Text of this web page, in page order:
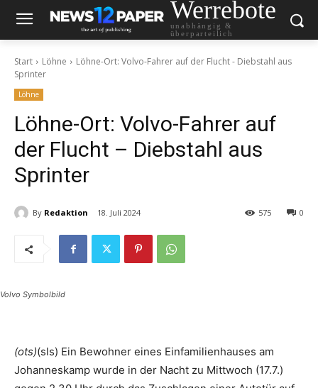
Werrebote
unabhängig &
überparteilich
Start Löhne
Löhne-Ort: Volvo-Fahrer auf der Flucht - Diebstahl aus
Sprinter
Löhne
Löhne-Ort: Volvo-Fahrer auf
der Flucht – Diebstahl aus
Sprinter
By Redaktion 18. Juli 2024 0
575
Volvo Symbolbild
(ots)(sls) Ein Bewohner eines Einfamilienhauses am
Johanneskamp wurde in der Nacht zu Mittwoch (17.7.)